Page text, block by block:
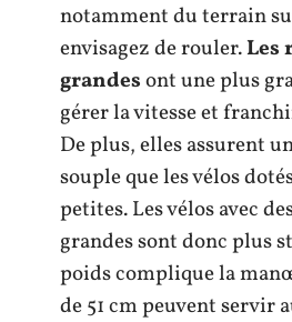
notamment du terrain
envisagez de rouler.Les
grandesont une plus
gérer la vitesse et
De plus, elles assurent
souple que les vélos
petites. Les vélos avec
grandes sont donc plus
poids complique la
de 51 cm peuvent servir